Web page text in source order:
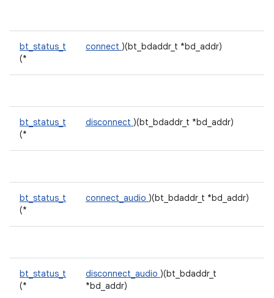
bt_status_t
(*
connect )(bt_bdaddr_t *bd_addr)
bt_status_t
(*
disconnect )(bt_bdaddr_t *bd_addr)
bt_status_t
(*
connect_audio )(bt_bdaddr_t *bd_addr)
bt_status_t
(*
disconnect_audio )(bt_bdaddr_t
*bd_addr)